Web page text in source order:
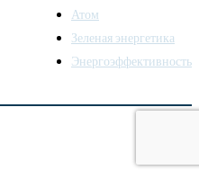
Атом
Зеленая энергетика
Энергоэффективность